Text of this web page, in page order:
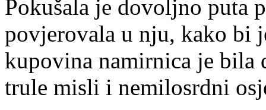
Pokušala je dovoljno puta
povjerovala u nju, kako bi
kupovina namirnica je
trule misli i nemilosrdni